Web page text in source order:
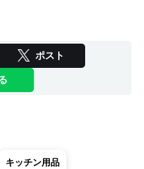
ポスト
キッチン用品